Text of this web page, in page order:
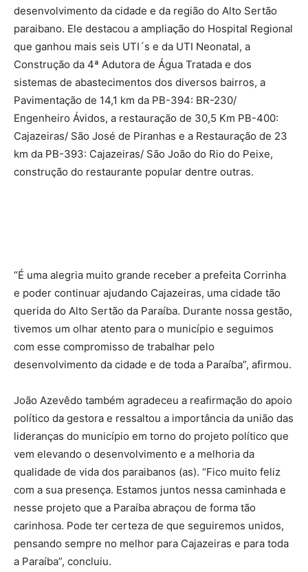
desenvolvimento da cidade e da região do Alto Sertão
paraibano. Ele destacou a ampliação do Hospital Regional
que ganhou mais seis UTI´s e da UTI Neonatal, a
Construção da 4ª Adutora de Água Tratada e dos
sistemas de abastecimentos dos diversos bairros, a
Pavimentação de 14,1 km da PB-394: BR-230/
Engenheiro Ávidos, a restauração de 30,5 Km PB-400:
Cajazeiras/ São José de Piranhas e a Restauração de 23
km da PB-393: Cajazeiras/ São João do Rio do Peixe,
construção do restaurante popular dentre outras.
“É uma alegria muito grande receber a prefeita Corrinha
e poder continuar ajudando Cajazeiras, uma cidade tão
querida do Alto Sertão da Paraíba. Durante nossa gestão,
tivemos um olhar atento para o município e seguimos
com esse compromisso de trabalhar pelo
desenvolvimento da cidade e de toda a Paraíba”, afirmou.
João Azevêdo também agradeceu a reafirmação do apoio
político da gestora e ressaltou a importância da união das
lideranças do município em torno do projeto político que
vem elevando o desenvolvimento e a melhoria da
qualidade de vida dos paraibanos (as). “Fico muito feliz
com a sua presença. Estamos juntos nessa caminhada e
nesse projeto que a Paraíba abraçou de forma tão
carinhosa. Pode ter certeza de que seguiremos unidos,
pensando sempre no melhor para Cajazeiras e para toda
a Paraíba”, concluiu.